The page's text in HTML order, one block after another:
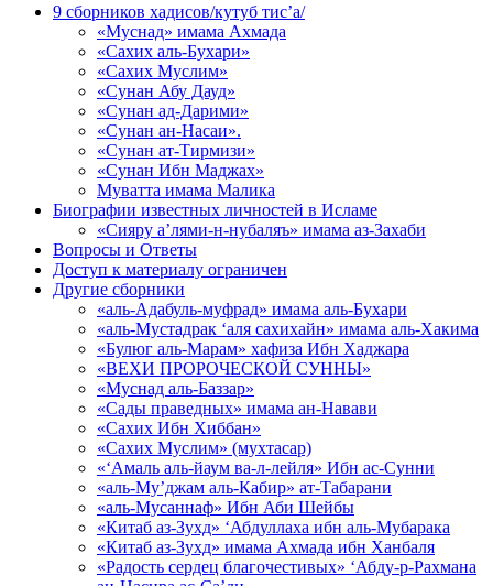
9 сборников хадисов/кутуб тис’а/
«Муснад» имама Ахмада
«Сахих аль-Бухари»
«Сахих Муслим»
«Сунан Абу Дауд»
«Сунан ад-Дарими»
«Сунан ан-Насаи».
«Сунан ат-Тирмизи»
«Сунан Ибн Маджах»
Муватта имама Малика
Биографии известных личностей в Исламе
«Сияру а’лями-н-нубаляъ» имама аз-Захаби
Вопросы и Ответы
Доступ к материалу ограничен
Другие сборники
«аль-Адабуль-муфрад» имама аль-Бухари
«аль-Мустадрак ‘аля сахихайн» имама аль-Хакима
«Булюг аль-Марам» хафиза Ибн Хаджара
«ВЕХИ ПРОРОЧЕСКОЙ СУННЫ»
«Муснад аль-Баззар»
«Сады праведных» имама ан-Навави
«Сахих Ибн Хиббан»
«Сахих Муслим» (мухтасар)
«‘Амаль аль-йаум ва-л-лейля» Ибн ас-Сунни
«аль-Му’джам аль-Кабир» ат-Табарани
«аль-Мусаннаф» Ибн Аби Шейбы
«Китаб аз-Зухд» ‘Абдуллаха ибн аль-Мубарака
«Китаб аз-Зухд» имама Ахмада ибн Ханбаля
«Радость сердец благочестивых» ‘Абду-р-Рахмана